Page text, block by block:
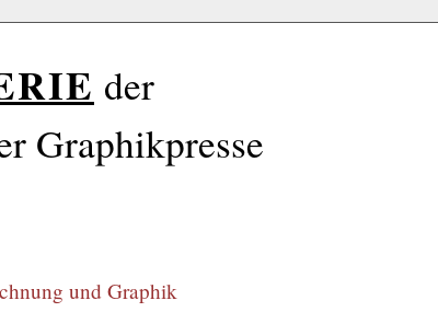
der
Graphikpresse
und Graphik